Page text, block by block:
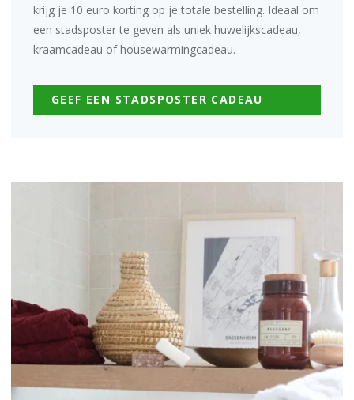
krijg je 10 euro korting op je totale bestelling. Ideaal om
een stadsposter te geven als uniek huwelijkscadeau,
kraamcadeau ofhousewarmingcadeau.
GEEF EEN STADSPOSTER CADEAU